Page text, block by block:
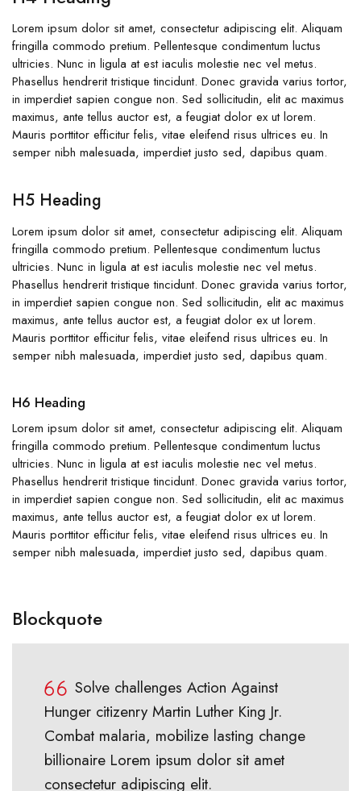
Lorem ipsum dolor sit amet, consectetur adipiscing elit. Aliquam
fringilla commodo pretium. Pellentesque condimentum luctus
ultricies. Nunc in ligula at est iaculis molestie nec vel metus.
Phasellus hendrerit tristique tincidunt. Donec gravida varius tortor,
in imperdiet sapien congue non. Sed sollicitudin, elit ac maximus
maximus, ante tellus auctor est, a feugiat dolor ex ut lorem.
Mauris porttitor efficitur felis, vitae eleifend risus ultrices eu. In
semper nibh malesuada, imperdiet justo sed, dapibus quam.
H5 Heading
Lorem ipsum dolor sit amet, consectetur adipiscing elit. Aliquam
fringilla commodo pretium. Pellentesque condimentum luctus
ultricies. Nunc in ligula at est iaculis molestie nec vel metus.
Phasellus hendrerit tristique tincidunt. Donec gravida varius tortor,
in imperdiet sapien congue non. Sed sollicitudin, elit ac maximus
maximus, ante tellus auctor est, a feugiat dolor ex ut lorem.
Mauris porttitor efficitur felis, vitae eleifend risus ultrices eu. In
semper nibh malesuada, imperdiet justo sed, dapibus quam.
H6 Heading
Lorem ipsum dolor sit amet, consectetur adipiscing elit. Aliquam
fringilla commodo pretium. Pellentesque condimentum luctus
ultricies. Nunc in ligula at est iaculis molestie nec vel metus.
Phasellus hendrerit tristique tincidunt. Donec gravida varius tortor,
in imperdiet sapien congue non. Sed sollicitudin, elit ac maximus
maximus, ante tellus auctor est, a feugiat dolor ex ut lorem.
Mauris porttitor efficitur felis, vitae eleifend risus ultrices eu. In
semper nibh malesuada, imperdiet justo sed, dapibus quam.
Blockquote
Solve challenges Action Against
Hunger citizenry Martin Luther King Jr.
Combat malaria, mobilize lasting change
billionaire Lorem ipsum dolor sit amet
consectetur adipiscing elit.